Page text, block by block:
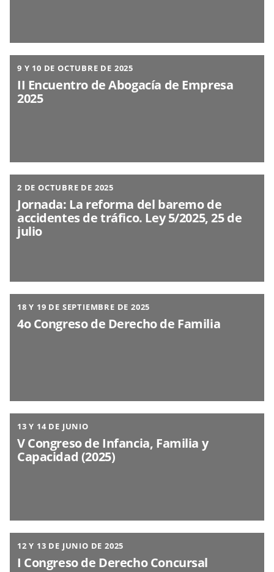
9 Y 10 DE OCTUBRE DE 2025
II Encuentro de Abogacía de Empresa
2025
2 DE OCTUBRE DE 2025
Jornada: La reforma del baremo de
accidentes de tráfico. Ley 5/2025, 25 de
julio
18 Y 19 DE SEPTIEMBRE DE 2025
4o Congreso de Derecho de Familia
13 Y 14 DE JUNIO
V Congreso de Infancia, Familia y
Capacidad (2025)
12 Y 13 DE JUNIO DE 2025
I Congreso de Derecho Concursal